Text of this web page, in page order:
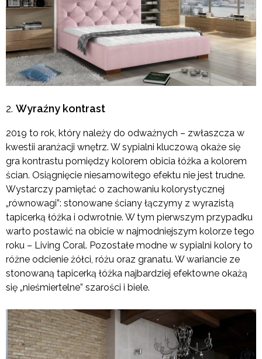
Wyraźny kontrast
2019 to rok, który należy do odważnych – zwłaszcza w
kwestii aranżacji wnętrz. W sypialni kluczową okaże się
gra kontrastu pomiędzy kolorem obicia łóżka a kolorem
ścian. Osiągnięcie niesamowitego efektu nie jest trudne.
Wystarczy pamiętać o zachowaniu kolorystycznej
„równowagi”: stonowane ściany łączymy z wyrazistą
tapicerką łóżka i odwrotnie. W tym pierwszym przypadku
warto postawić na obicie w najmodniejszym kolorze tego
roku – Living Coral. Pozostałe modne w sypialni kolory to
różne odcienie żółci, różu oraz granatu. W wariancie ze
stonowaną tapicerką łóżka najbardziej efektowne okażą
się „nieśmiertelne” szarości i biele.